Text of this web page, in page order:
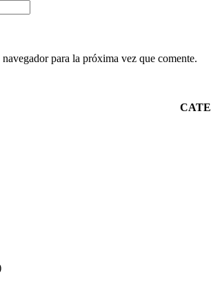
para la próxima vez que comente.